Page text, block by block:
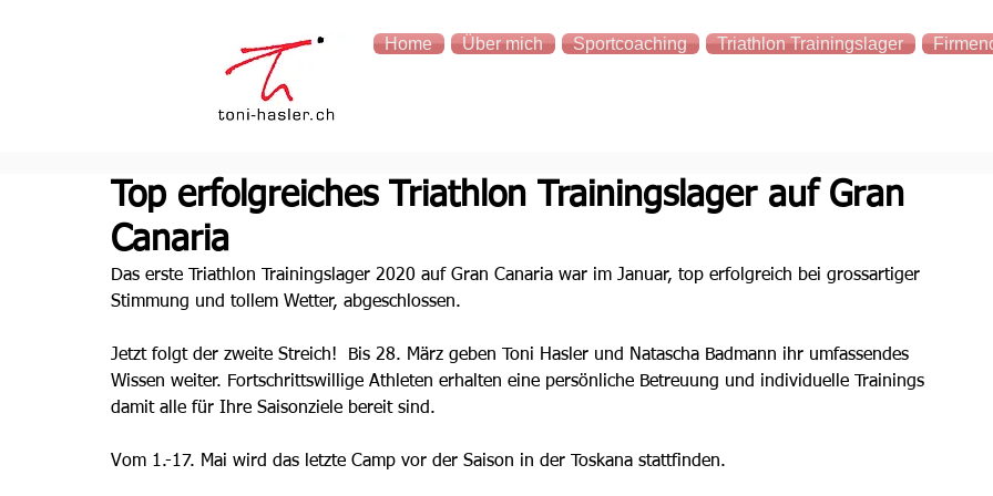
Home Über mich Sportcoaching Triathlon Trainingslager
Top erfolgreiches Triathlon Trainingslager auf Gran
Canaria
Das erste Triathlon Trainingslager 2020 auf Gran Canaria war im Januar, top erfolgreich bei grossartiger
Stimmung und tollem Wetter, abgeschlossen.
Jetzt folgt der zweite Streich!  Bis 28. März geben Toni Hasler und Natascha Badmann ihr umfassendes
Wissen weiter. Fortschrittswillige Athleten erhalten eine persönliche Betreuung und individuelle Trainings
damit alle für Ihre Saisonziele bereit sind.
Vom 1.-17. Mai wird das letzte Camp vor der Saison in der Toskana stattfinden.